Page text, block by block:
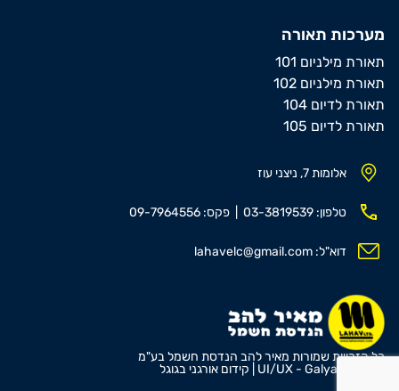
מערכות תאורה
תאורת מילניום 101
תאורת מילניום 102
תאורת לדיום 104
תאורת לדיום 105
אלומות 7, ניצני עוז
טלפון: 03-3819539 | פקס: 09-7964556
דוא"ל: lahavelc@gmail.com
כל הזכויות שמורות מאיר להב הנדסת חשמל בע"מ
UI/UX - GalyamStudio |
קידום אורגני בגוגל